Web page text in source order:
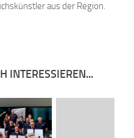
aus der Region.
INTERESSIEREN...